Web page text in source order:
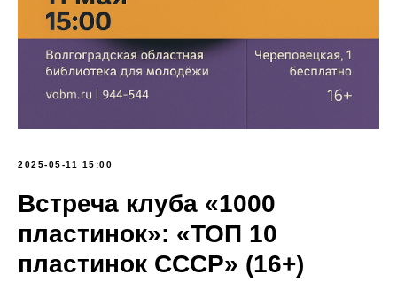
2025-05-11 15:00
Встреча клуба «1000
пластинок»: «ТОП 10
пластинок СССР» (16+)